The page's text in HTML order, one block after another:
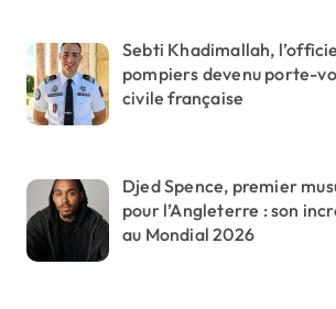
Sebti Khadimallah,
pompiers devenu porte-
civile française
Djed Spence, premier
pour l’Angleterre : son
au Mondial 2026